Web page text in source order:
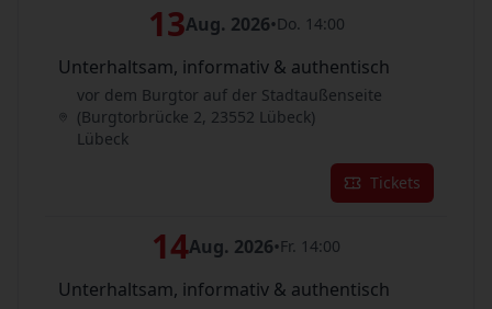
13Aug. 2026•Do. 14:00
Unterhaltsam, informativ & authentisch
vor dem Burgtor auf der Stadtaußenseite
(Burgtorbrücke 2, 23552 Lübeck)
Lübeck
Tickets
14Aug. 2026•Fr. 14:00
Unterhaltsam, informativ & authentisch